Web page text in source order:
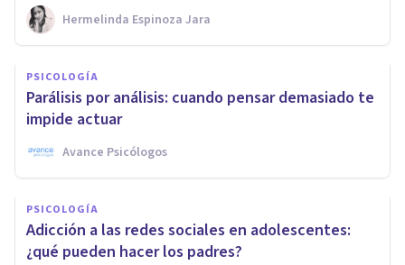
Hermelinda Espinoza Jara
PSICOLOGÍA
Parálisis por análisis: cuando pensar demasiado te
impide actuar
Avance Psicólogos
PSICOLOGÍA
Adicción a las redes sociales en adolescentes:
¿qué pueden hacer los padres?